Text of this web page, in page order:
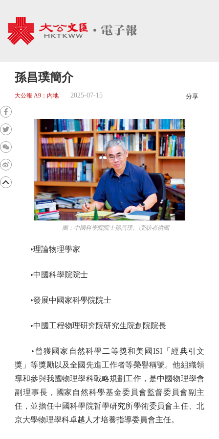
孫昌璞簡介
大公報 A9：內地 2025-07-15 分享
圖：中國科學院院士孫昌璞。\受訪者供圖
•理論物理學家
•中國科學院院士
•發展中國家科學院院士
•中國工程物理研究院研究生院創院院長
•曾獲國家自然科學二等獎和美國ISI「經典引文
獎」等獎勵以及全國先進工作者等榮譽稱號。他組織領
導和參與我國物理學科戰略規劃工作，是中國物理學會
副理事長，國家自然科學基金委員會監督委員會副主
任，並擔任中國科學院哲學研究所學術委員會主任、北
京大學物理學科卓越人才培養指導委員會主任。